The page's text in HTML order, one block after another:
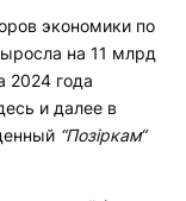
экономики по
на 11 млрд
2024 года
и далее в
“Позiркам“